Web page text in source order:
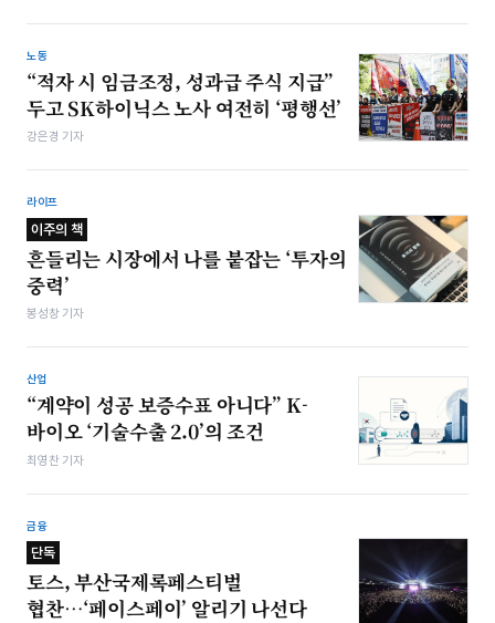
노동
“적자 시 임금조정, 성과급 주식 지급”
두고 SK하이닉스 노사 여전히 ‘평행선’
강은경 기자
라이프
이주의 책
흔들리는 시장에서 나를 붙잡는 ‘투자의
중력’
봉성창 기자
산업
“계약이 성공 보증수표 아니다” K-
바이오 ‘기술수출 2.0’의 조건
최영찬 기자
금융
단독
토스, 부산국제록페스티벌
협찬…‘페이스페이’ 알리기 나선다